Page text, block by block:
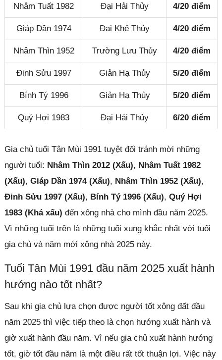
Nhâm Tuất 1982 Đại Hải Thủy 4/20 điểm
Giáp Dần 1974 Đại Khê Thủy 4/20 điểm
Nhâm Thìn 1952 Trường Lưu Thủy 4/20 điểm
Đinh Sửu 1997 Giản Hạ Thủy 5/20 điểm
Bính Tý 1996 Giản Hạ Thủy 5/20 điểm
Quý Hợi 1983 Đại Hải Thủy 6/20 điểm
Gia chủ tuổi Tân Mùi 1991 tuyệt đối tránh mời những
người tuổi: Nhâm Thìn 2012 (Xấu), Nhâm Tuất 1982
(Xấu), Giáp Dần 1974 (Xấu), Nhâm Thìn 1952 (Xấu),
Đinh Sửu 1997 (Xấu), Bính Tý 1996 (Xấu), Quý Hợi
1983 (Khá xấu) đến xông nhà cho mình đầu năm 2025.
Vì những tuổi trên là những tuổi xung khắc nhất với tuổi
gia chủ và năm mới xông nhà 2025 này.
Tuổi Tân Mùi 1991 đầu năm 2025 xuất hành
hướng nào tốt nhất?
Sau khi gia chủ lựa chọn được người tốt xông đất đầu
năm 2025 thì việc tiếp theo là chọn hướng xuất hành và
giờ xuất hành đầu năm. Vì nếu gia chủ xuất hành hướng
tốt, giờ tốt đầu năm là một điều rất tốt thuận lợi. Việc này